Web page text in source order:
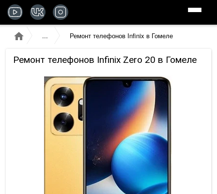
Ремонт телефонов Infinix в Гомеле
Ремонт телефонов Infinix Zero 20 в Гомеле